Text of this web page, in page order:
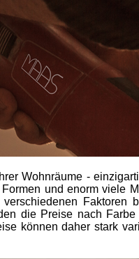
Wohnräume -
und enorm viele
Faktoren
die Preise nach
können daher stark